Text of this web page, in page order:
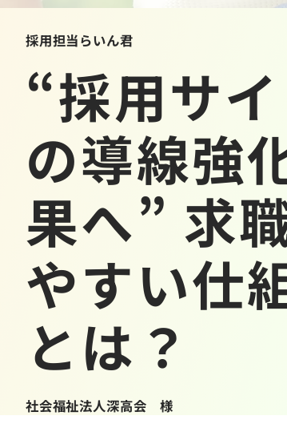
採用担当らいん君
“採用サ
の導線強
果へ” 求
やすい仕
とは？
社会福祉法人深高会 様